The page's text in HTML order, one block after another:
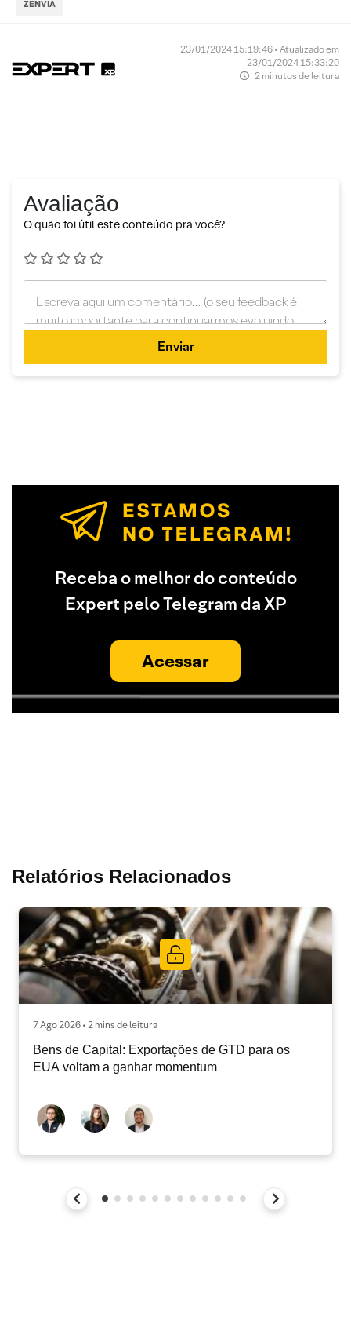
ZENVIA
23/01/2024 15:19:46 • Atualizado em
23/01/2024 15:33:20
2 minutos de leitura
Avaliação
O quão foi útil este conteúdo pra você?
Enviar
Receba o melhor do conteúdo
Expert pelo Telegram da XP
Acessar
Relatórios Relacionados
7 Ago 2026 • 2 mins de leitura
Bens de Capital: Exportações de GTD para os
EUA voltam a ganhar momentum